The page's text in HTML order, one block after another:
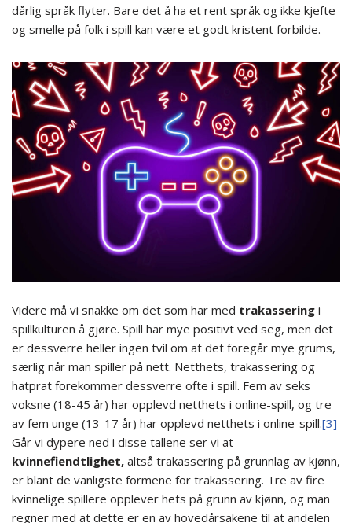
dårlig språk flyter. Bare det å ha et rent språk og ikke kjefte
og smelle på folk i spill kan være et godt kristent forbilde.
Videre må vi snakke om det som har med trakassering i
spillkulturen å gjøre. Spill har mye positivt ved seg, men det
er dessverre heller ingen tvil om at det foregår mye grums,
særlig når man spiller på nett. Netthets, trakassering og
hatprat forekommer dessverre ofte i spill. Fem av seks
voksne (18-45 år) har opplevd netthets i online-spill, og tre
av fem unge (13-17 år) har opplevd netthets i online-spill.[3]
Går vi dypere ned i disse tallene ser vi at
kvinnefiendtlighet, altså trakassering på grunnlag av kjønn,
er blant de vanligste formene for trakassering. Tre av fire
kvinnelige spillere opplever hets på grunn av kjønn, og man
regner med at dette er en av hovedårsakene til at andelen